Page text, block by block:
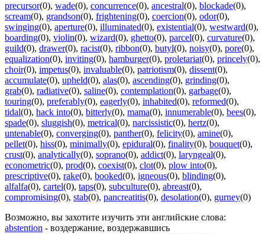
precursor(0), wade(0), concurrence(0), ancestral(0), blockade(0),
scream(0), grandson(0), frightening(0), coercion(0), odor(0),
swinging(0), aperture(0), illuminated(0), existential(0), westward(0),
boarding(0), violin(0), wizard(0), ghetto(0), parcel(0), curvature(0),
guild(0), drawer(0), racist(0), ribbon(0), butyl(0), noisy(0), pore(0),
equalization(0), inviting(0), hamburger(0), proletariat(0), princely(0),
choir(0), impetus(0), invaluable(0), patriotism(0), dissent(0),
accumulate(0), upheld(0), alas(0), ascending(0), grinding(0),
grab(0), radiative(0), saline(0), contemplation(0), garbage(0),
touring(0), preferably(0), eagerly(0), inhabited(0), reformed(0),
tidal(0), hack into(0), bitterly(0), mama(0), innumerable(0), bees(0),
spade(0), sluggish(0), metrical(0), narcissistic(0), hertz(0),
untenable(0), converging(0), panther(0), felicity(0), amine(0),
pellet(0), hiss(0), minimally(0), epidural(0), finality(0), bouquet(0),
crust(0), analytically(0), soprano(0), addict(0), laryngeal(0),
econometric(0), prod(0), coexist(0), clot(0), plow into(0),
prescriptive(0), rake(0), booked(0), igneous(0), blinding(0),
alfalfa(0), cartel(0), taps(0), subculture(0), abreast(0),
compromising(0), stab(0), pancreatitis(0), desolation(0), gurney(0)
Возможно, вы захотите изучить эти английские слова:
abstention - воздержание, воздержавшись